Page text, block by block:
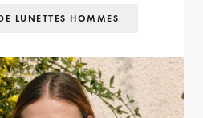
LUNETTES HOMMES